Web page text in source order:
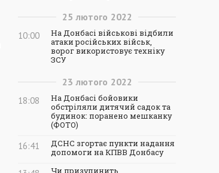
25 лютого 2022
10:00
На Донбасі військові відбили
атаки російських військ,
ворог використовує техніку
ЗСУ
23 лютого 2022
18:08
На Донбасі бойовики
обстріляли дитячий садок та
будинок: поранено мешканку
(ФОТО)
16:41
ДСНС згортає пункти надання
допомоги на КПВВ Донбасу
Чи призупинить